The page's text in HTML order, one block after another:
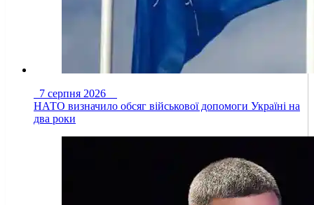
7 серпня 2026
НАТО визначило обсяг військової допомоги Україні на
два роки